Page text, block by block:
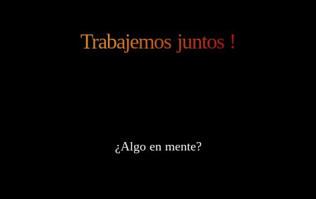
Trabajemos juntos !
¿Algo en mente?